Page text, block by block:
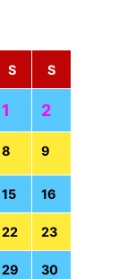
S S
1 2
8 9
15 16
22 23
29 30